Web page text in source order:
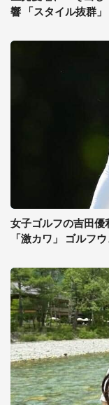
響 「スタイル抜群
女子ゴルフの吉田
「激カワ」 ゴルフ